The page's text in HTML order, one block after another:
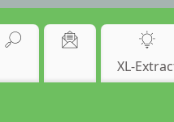
XL-